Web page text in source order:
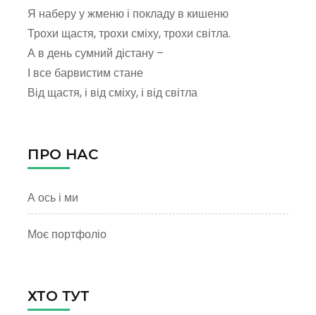
Я наберу у жменю і покладу в кишеню
Трохи щастя, трохи сміху, трохи світла.
А в день сумний дістану –
І все барвистим стане
Від щастя, і від сміху, і від світла
ПРО НАС
А ось і ми
Моє портфоліо
ХТО ТУТ